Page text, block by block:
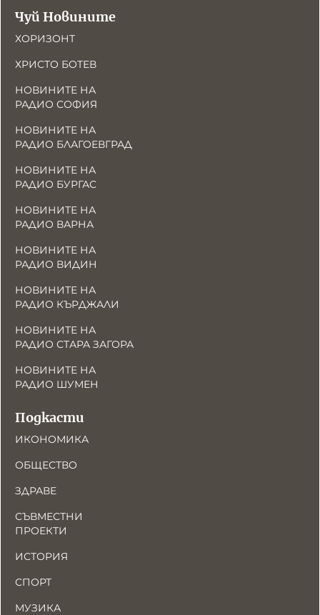
Чуй Новините
ХОРИЗОНТ
ХРИСТО БОТЕВ
НОВИНИТЕ НА
РАДИО СОФИЯ
НОВИНИТЕ НА
РАДИО БЛАГОЕВГРАД
НОВИНИТЕ НА
РАДИО БУРГАС
НОВИНИТЕ НА
РАДИО ВАРНА
НОВИНИТЕ НА
РАДИО ВИДИН
НОВИНИТЕ НА
РАДИО КЪРДЖАЛИ
НОВИНИТЕ НА
РАДИО СТАРА ЗАГОРА
НОВИНИТЕ НА
РАДИО ШУМЕН
Подкасти
ИКОНОМИКА
ОБЩЕСТВО
ЗДРАВЕ
СЪВМЕСТНИ
ПРОЕКТИ
ИСТОРИЯ
СПОРТ
МУЗИКА